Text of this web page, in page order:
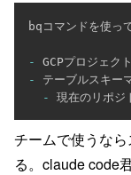
bqコマンドを使って
- GCPプロジェクト
-
テーブルスキー
-
現在のリポ
チームで使うな
る。claude code